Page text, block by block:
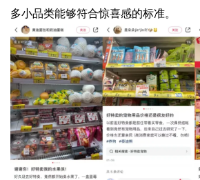
多小品类能够符合惊喜感的标准。